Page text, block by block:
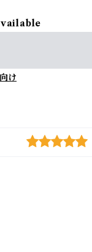
け